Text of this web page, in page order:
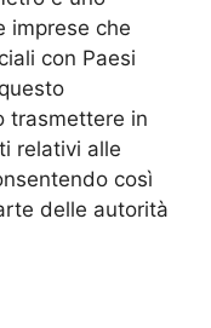
imprese che
con Paesi
trasmettere in
relativi alle
così
delle autorità